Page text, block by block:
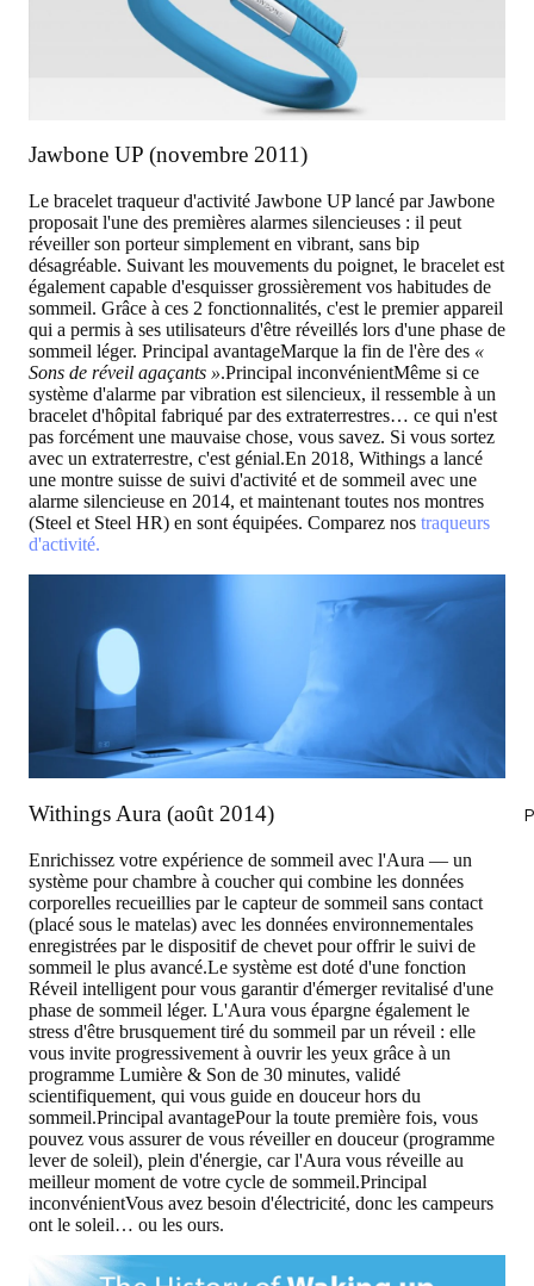
Jawbone UP (novembre 2011)
Le bracelet traqueur d'activité Jawbone UP lancé par Jawbone
proposait l'une des premières alarmes silencieuses : il peut
réveiller son porteur simplement en vibrant, sans bip
désagréable. Suivant les mouvements du poignet, le bracelet est
également capable d'esquisser grossièrement vos habitudes de
sommeil. Grâce à ces 2 fonctionnalités, c'est le premier appareil
qui a permis à ses utilisateurs d'être réveillés lors d'une phase de
sommeil léger. Principal avantageMarque la fin de l'ère des «
Sons de réveil agaçants ».Principal inconvénientMême si ce
système d'alarme par vibration est silencieux, il ressemble à un
bracelet d'hôpital fabriqué par des extraterrestres… ce qui n'est
pas forcément une mauvaise chose, vous savez. Si vous sortez
avec un extraterrestre, c'est génial.En 2018, Withings a lancé
une montre suisse de suivi d'activité et de sommeil avec une
alarme silencieuse en 2014, et maintenant toutes nos montres
(Steel et Steel HR) en sont équipées. Comparez nos traqueurs
d'activité.
Withings Aura (août 2014)
Enrichissez votre expérience de sommeil avec l'Aura — un
système pour chambre à coucher qui combine les données
corporelles recueillies par le capteur de sommeil sans contact
(placé sous le matelas) avec les données environnementales
enregistrées par le dispositif de chevet pour offrir le suivi de
sommeil le plus avancé.Le système est doté d'une fonction
Réveil intelligent pour vous garantir d'émerger revitalisé d'une
phase de sommeil léger. L'Aura vous épargne également le
stress d'être brusquement tiré du sommeil par un réveil : elle
vous invite progressivement à ouvrir les yeux grâce à un
programme Lumière & Son de 30 minutes, validé
scientifiquement, qui vous guide en douceur hors du
sommeil.Principal avantagePour la toute première fois, vous
pouvez vous assurer de vous réveiller en douceur (programme
lever de soleil), plein d'énergie, car l'Aura vous réveille au
meilleur moment de votre cycle de sommeil.Principal
inconvénientVous avez besoin d'électricité, donc les campeurs
ont le soleil… ou les ours.